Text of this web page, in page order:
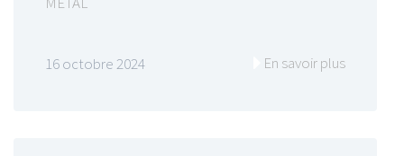
16 octobre 2024 En savoir plus